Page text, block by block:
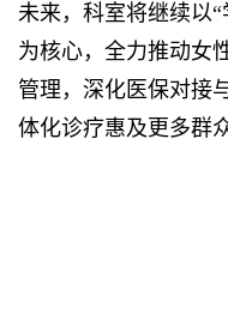
未来，科室将继续以
为核心，全力推动女
管理，深化医保对接
体化诊疗惠及更多群众